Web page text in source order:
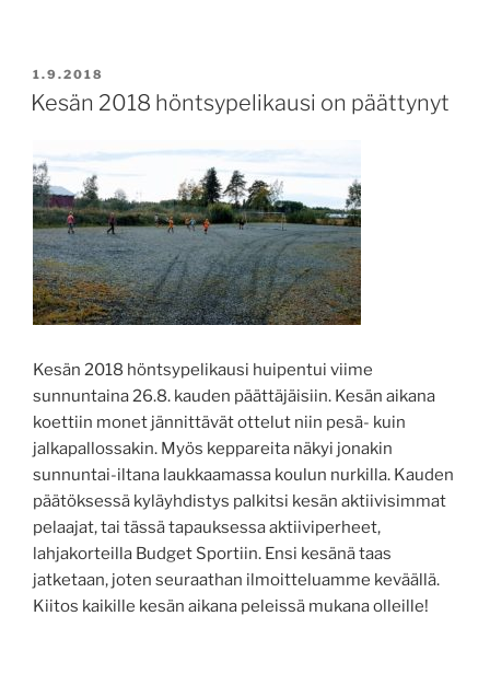
JULKAISTU
1.9.2018
Kesän 2018 höntsypelikausi on päättynyt
Kesän 2018 höntsypelikausi huipentui viime
sunnuntaina 26.8. kauden päättäjäisiin. Kesän aikana
koettiin monet jännittävät ottelut niin pesä- kuin
jalkapallossakin. Myös keppareita näkyi jonakin
sunnuntai-iltana laukkaamassa koulun nurkilla. Kauden
päätöksessä kyläyhdistys palkitsi kesän aktiivisimmat
pelaajat, tai tässä tapauksessa aktiiviperheet,
lahjakorteilla Budget Sportiin. Ensi kesänä taas
jatketaan, joten seuraathan ilmoitteluamme keväällä.
Kiitos kaikille kesän aikana peleissä mukana olleille!